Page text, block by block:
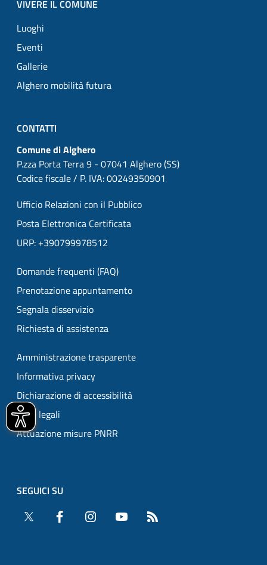
VIVERE IL COMUNE
Luoghi
Eventi
Gallerie
Alghero mobilità futura
CONTATTI
Comune di Alghero
P.zza Porta Terra 9 - 07041 Alghero (SS)
Codice fiscale / P. IVA: 00249350901
Ufficio Relazioni con il Pubblico
Posta Elettronica Certificata
URP: +390799978512
Domande frequenti (FAQ)
Prenotazione appuntamento
Segnala disservizio
Richiesta di assistenza
Amministrazione trasparente
Informativa privacy
Dichiarazione di accessibilità
Note legali
Attuazione misure PNRR
SEGUICI SU
Twitter
Facebook Instagram YouTube